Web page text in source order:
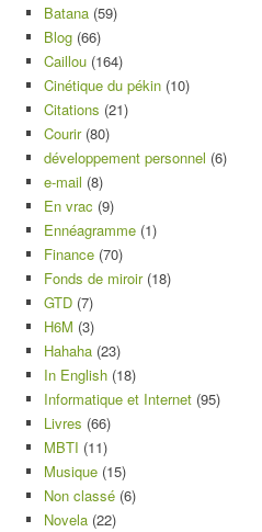
Batana (59)
Blog (66)
Caillou (164)
Cinétique du pékin (10)
Citations (21)
Courir(80)
développement personnel (6)
e-mail (8)
En vrac (9)
Ennéagramme (1)
Finance (70)
Fonds de miroir(18)
GTD (7)
H6M (3)
Hahaha (23)
In English (18)
Informatique et Internet (95)
Livres (66)
MBTI (11)
Musique (15)
Non classé (6)
Novela (22)